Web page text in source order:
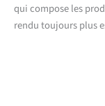
qui compose les
rendu toujours plus